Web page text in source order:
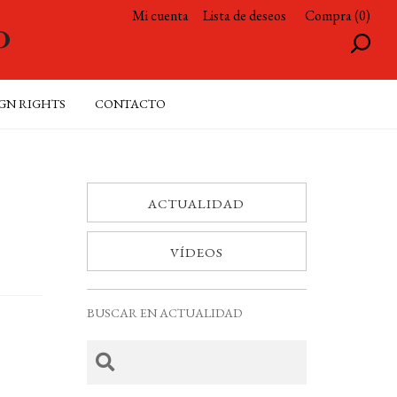
Mi cuenta Lista de deseos Compra (0)
RIGHTS CONTACTO
ACTUALIDAD
VÍDEOS
BUSCAR EN ACTUALIDAD